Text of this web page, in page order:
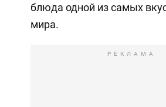
блюда одной из самых
мира.
РЕКЛАМА